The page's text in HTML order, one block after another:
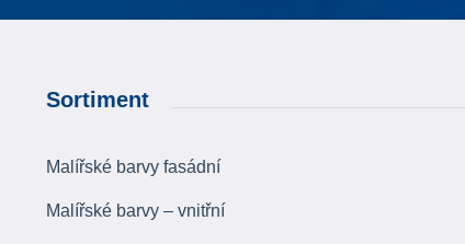
Sortiment
Malířské barvy fasádní
Malířské barvy – vnitřní